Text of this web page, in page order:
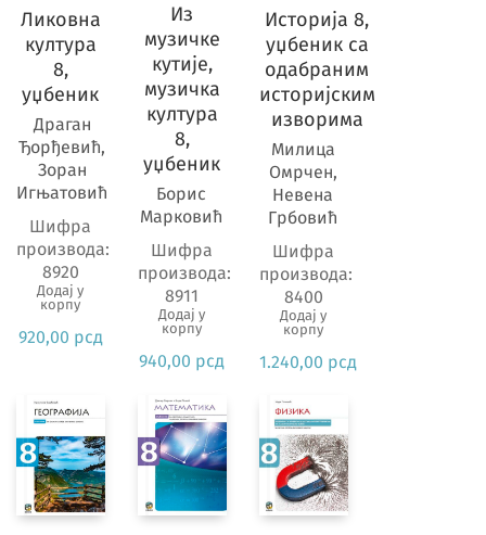
Ликовна
култура
8,
уџбеник
Драган
Ђорђевић,
Зоран
Игњатовић
Шифра
производа:
8920
Додај у
корпу
920,00 рсд
Из
музичке
кутије,
музичка
култура
8,
уџбеник
Борис
Марковић
Шифра
производа:
8911
Додај у
корпу
940,00 рсд
Историја 8,
уџбеник са
одабраним
историјским
изворима
Милица
Омрчен,
Невена
Грбовић
Шифра
производа:
8400
Додај у
корпу
1.240,00 рсд